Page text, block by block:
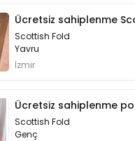
Ücretsiz sahiplenme
Scottish Fold
Yavru
İzmir
Ücretsiz sahiplenme
Scottish Fold
Genç